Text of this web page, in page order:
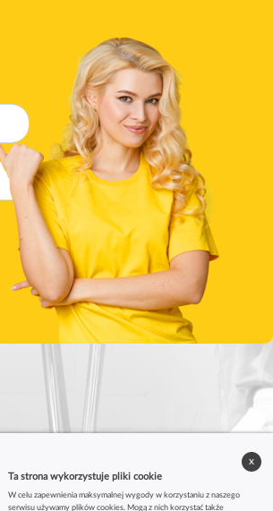
Ta strona wykorzystuje pliki cookie
W celu zapewnienia maksymalnej wygody w korzystaniu z naszego
serwisu używamy plików cookies. Mogą z nich korzystać także
x